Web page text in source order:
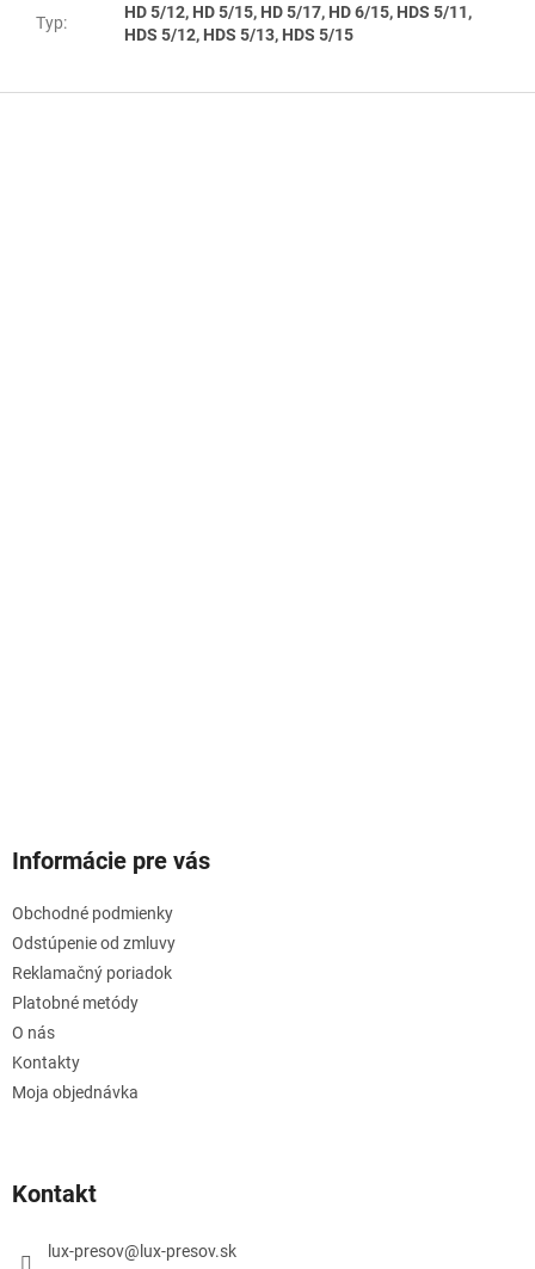
Typ:
HD 5/12, HD 5/15, HD 5/17, HD 6/15, HDS 5/11,
HDS 5/12, HDS 5/13, HDS 5/15
Informácie pre vás
Obchodné podmienky
Odstúpenie od zmluvy
Reklamačný poriadok
Platobné metódy
O nás
Kontakty
Moja objednávka
Kontakt
lux-presov@ lux-presov.sk